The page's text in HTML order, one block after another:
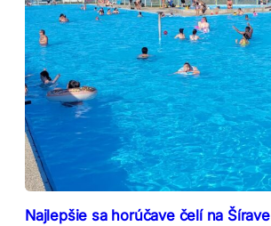
Najlepšie sa horúčave čelí na Šírave